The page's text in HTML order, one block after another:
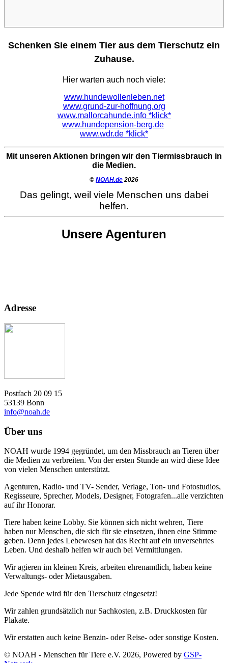
Schenken Sie einem Tier aus dem Tierschutz ein
Zuhause.
Hier warten auch noch viele:
www.hundewollenleben.net
www.grund-zur-hoffnung.org
www.mallorcahunde.info *klick*
www.hundepension-berg.de
www.wdr.de *klick*
Mit unseren Aktionen bringen wir den Tiermissbrauch in
die Medien.
© NOAH.de 2026
Das gelingt, weil viele Menschen uns dabei
helfen.
Unsere Agenturen
Adresse
Postfach 20 09 15
53139 Bonn
info@noah.de
Über uns
NOAH wurde 1994 gegründet, um den Missbrauch an Tieren über
die Medien zu verbreiten. Von der ersten Stunde an wird diese Idee
von vielen Menschen unterstützt.
Agenturen, Radio- und TV- Sender, Verlage, Ton- und Fotostudios,
Regisseure, Sprecher, Models, Designer, Fotografen...alle verzichten
auf ihr Honorar.
Tiere haben keine Lobby. Sie können sich nicht wehren, Tiere
haben nur Menschen, die sich für sie einsetzen, ihnen eine Stimme
geben. Denn jedes Lebewesen hat das Recht auf ein unversehrtes
Leben. Und deshalb helfen wir auch bei Vermittlungen.
Wir agieren im kleinen Kreis, arbeiten ehrenamtlich, haben keine
Verwaltungs- oder Mietausgaben.
Jede Spende wird für den Tierschutz eingesetzt!
Wir zahlen grundsätzlich nur Sachkosten, z.B. Druckkosten für
Plakate.
Wir erstatten auch keine Benzin- oder Reise- oder sonstige Kosten.
© NOAH - Menschen für Tiere e.V. 2026, Powered by GSP-